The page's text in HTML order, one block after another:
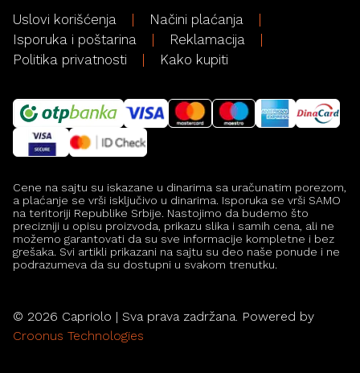
Uslovi korišćenja
Načini plaćanja
Isporuka i poštarina
Reklamacija
Politika privatnosti
Kako kupiti
Cene na sajtu su iskazane u dinarima sa uračunatim porezom,
a plaćanje se vrši isključivo u dinarima. Isporuka se vrši SAMO
na teritoriji Republike Srbije. Nastojimo da budemo što
precizniji u opisu proizvoda, prikazu slika i samih cena, ali ne
možemo garantovati da su sve informacije kompletne i bez
grešaka. Svi artikli prikazani na sajtu su deo naše ponude i ne
podrazumeva da su dostupni u svakom trenutku.
© 2026 Capriolo | Sva prava zadržana. Powered by
Croonus Technologies